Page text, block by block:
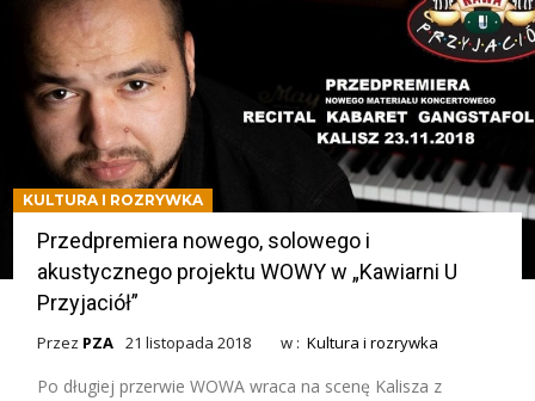
KULTURA I ROZRYWKA
Przedpremiera nowego, solowego i
akustycznego projektu WOWY w „Kawiarni U
Przyjaciół”
Przez PZA 21 listopada 2018 w :Kultura i rozrywka
Po długiej przerwie WOWA wraca na scenę Kalisza z